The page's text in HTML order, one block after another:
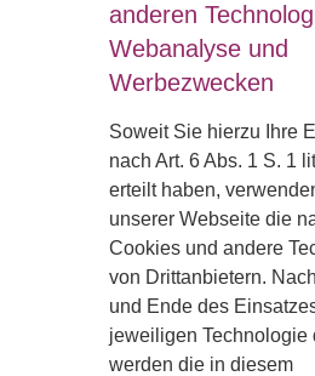
anderen
Webanalyse und
Werbezwecken
Soweit Sie hierzu Ihre
nach Art. 6 Abs. 1 S. 1
erteilt haben,
unserer Webseite die
Cookies und andere
von Drittanbietern.
und Ende des
jeweiligen Technologie
werden die in diesem